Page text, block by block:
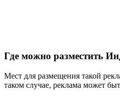
Где можно разместить
Мест для размещения такой
таком случае, реклама может